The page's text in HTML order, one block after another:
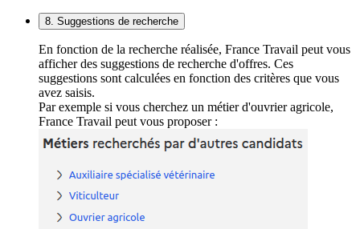
8. Suggestions de recherche
En fonction de la recherche réalisée, France Travail peut vous
afficher des suggestions de recherche d'offres. Ces
suggestions sont calculées en fonction des critères que vous
avez saisis.
Par exemple si vous cherchez un métier d'ouvrier agricole,
France Travail peut vous proposer :